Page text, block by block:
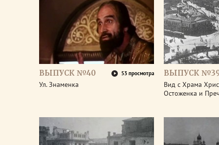
ВЫПУСК №40 53 просмотра
Ул. Знаменка
ВЫПУСК
Вид с Храма
Остоженка и